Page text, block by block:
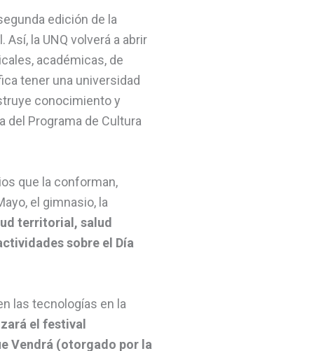
edición de la
la UNQ volverá a abrir
académicas, de
tener una universidad
conocimiento y
del Programa de Cultura
que la conforman,
el gimnasio, la
territorial, salud
sobre el Día
las tecnologías en la
el festival
Vendrá (otorgado por la